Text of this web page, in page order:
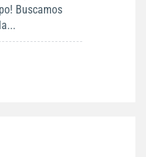
Buscamos